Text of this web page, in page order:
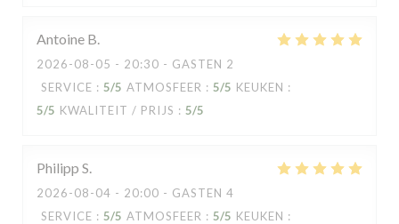
Antoine B
2026-08-05 - 20:30 - GASTEN 2
SERVICE : 5/5 ATMOSFEER : 5/5 KEUKEN :
5/5 KWALITEIT / PRIJS : 5/5
Philipp S
2026-08-04 - 20:00 - GASTEN 4
SERVICE : 5/5 ATMOSFEER : 5/5 KEUKEN :